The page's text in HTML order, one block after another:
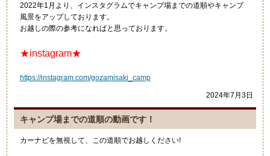
2022年1月より、インスタグラムでキャンプ場までの道順やキャンプ
風景をアップしております。
お越しの際の参考になればと思っております。
★instagram★
https://instagram.com/gozamisaki_camp
2024年7月3日
キャンプ場までの道順の動画です！
カーナビを無視して、この道順でお越しください!